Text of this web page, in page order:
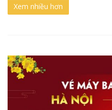
Xem nhiều hơn